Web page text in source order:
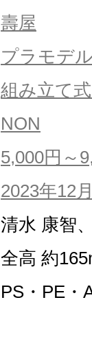
壽屋
プラモデ
組み立て
NON
5,000円～
2023年12月
清水 康智
全高 約
PS・PE・